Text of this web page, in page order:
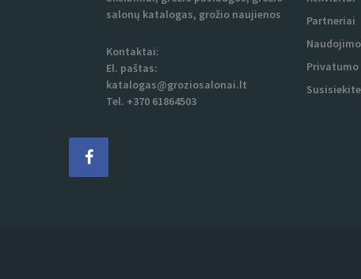
salonų katalogas, grožio naujienos
Kontaktai:
El. paštas:
katalogas@groziosalonai.lt
Tel. +370 61864503
Partneriai